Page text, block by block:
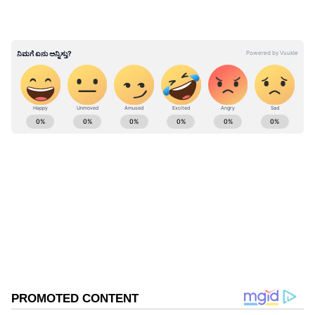
ಬಂಧಿಸಲಾಗಿತ್ತು. (ಪ್ರಕರಣ ಸಂಖ್ಯೆ 23/2021) ಈ ಪ್ರಕ​ರಣದ
ತನಿಖೆ ಇನ್ನೂ ನಡೆ​ಯು​ತ್ತಿ​ದೆ.
ABOUT THE AUTHOR